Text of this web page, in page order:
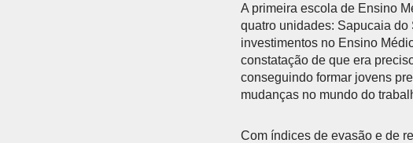
A primeira escola de Ensino
quatro unidades: Sapucaia do
investimentos no Ensino
constatação de que era
conseguindo formar jovens
mudanças no mundo do
Com índices de evasão e de